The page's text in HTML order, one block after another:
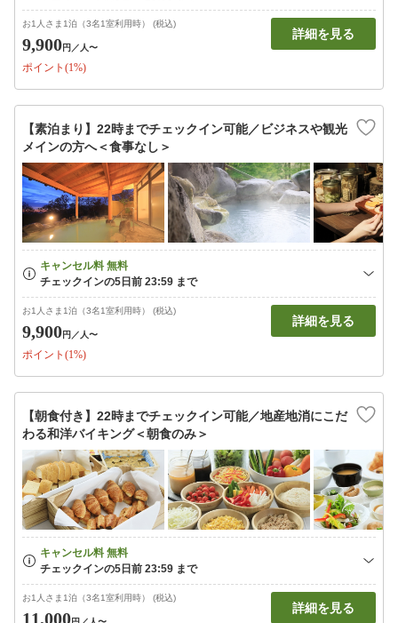
お1人さま1泊（3名1室利用時） (税込)
9,900円 ／人〜
ポイント(1%)
詳細を見る
【素泊まり】22時までチェックイン可能／ビジネスや観光
メインの方へ＜食事なし＞
お1人さま1泊（3名1室利用時） (税込)
9,900円 ／人〜
ポイント(1%)
詳細を見る
【朝食付き】22時までチェックイン可能／地産地消にこだ
わる和洋バイキング＜朝食のみ＞
お1人さま1泊（3名1室利用時） (税込)
11,000
詳細を見る